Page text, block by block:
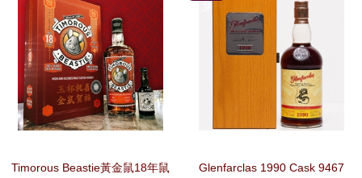
Timorous Beastie黃金鼠18年鼠
Glenfarclas 1990 Cask 9467